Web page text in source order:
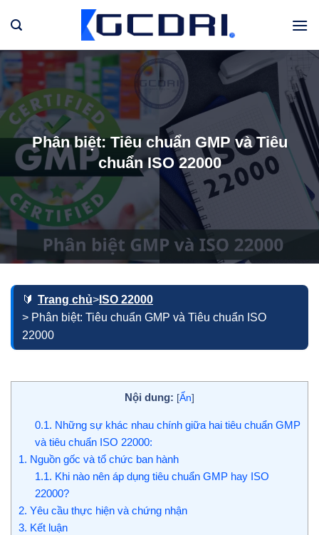
qua
dung
Phân biệt: Tiêu chuẩn GMP và Tiêu
chuẩn ISO 22000
Trang chủ> ISO 22000
> Phân biệt: Tiêu chuẩn GMP và Tiêu chuẩn ISO
22000
Nội dung: [Ẩn]
0.1. Những sự khác nhau chính giữa hai tiêu chuẩn GMP
và tiêu chuẩn ISO 22000:
1. Nguồn gốc và tổ chức ban hành
1.1. Khi nào nên áp dụng tiêu chuẩn GMP hay ISO
22000?
2. Yêu cầu thực hiện và chứng nhận
3. Kết luận